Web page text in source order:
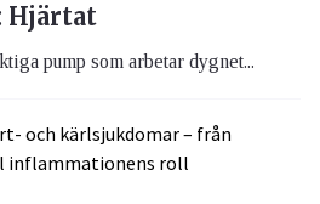
Hjärtat
pump som arbetar dygnet...